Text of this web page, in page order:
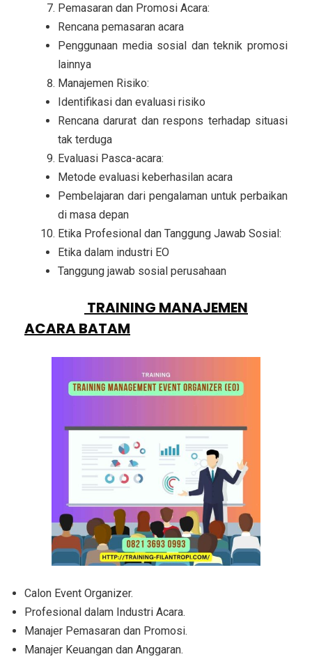
Pemasaran dan Promosi Acara:
Rencana pemasaran acara
Penggunaan media sosial dan teknik promosi
lainnya
Manajemen Risiko:
Identifikasi dan evaluasi risiko
Rencana darurat dan respons terhadap situasi
tak terduga
Evaluasi Pasca-acara:
Metode evaluasi keberhasilan acara
Pembelajaran dari pengalaman untuk perbaikan
di masa depan
Etika Profesional dan Tanggung Jawab Sosial:
Etika dalam industri EO
Tanggung jawab sosial perusahaan
TRAINING MANAJEMEN
ACARA BATAM
Calon Event Organizer.
Profesional dalam Industri Acara.
Manajer Pemasaran dan Promosi.
Manajer Keuangan dan Anggaran.